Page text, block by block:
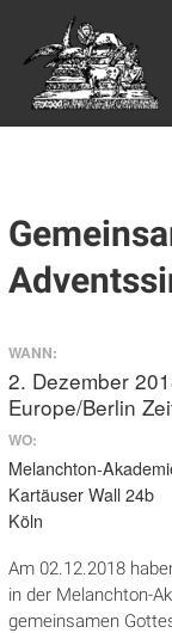
springen
WEBSITE DES
CHRISTI KÖR
WANN:
2. Dezember
Europe/Berlin
WO:
Melanchton-
Kartäuser Wall 24b
Köln
Am 02.12.2018
in der Melanchton-
gemeinsamen